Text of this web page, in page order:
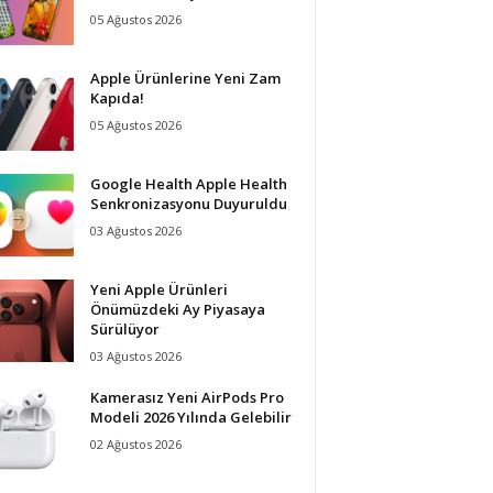
05 Ağustos 2026
Apple Ürünlerine Yeni Zam
Kapıda!
05 Ağustos 2026
Google Health Apple Health
Senkronizasyonu Duyuruldu
03 Ağustos 2026
Yeni Apple Ürünleri
Önümüzdeki Ay Piyasaya
Sürülüyor
03 Ağustos 2026
Kamerasız Yeni AirPods Pro
Modeli 2026 Yılında Gelebilir
02 Ağustos 2026